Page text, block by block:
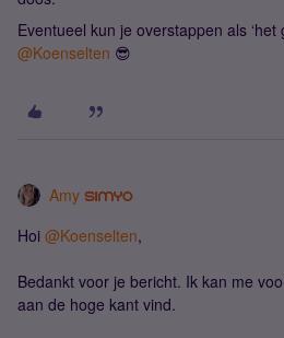
Eventueel kun je overstappen als ‘het
@Koenselten 😎
Amy
Hoi ​ @Koenselten,
Bedankt voor je bericht. Ik kan me
aan de hoge kant vind.